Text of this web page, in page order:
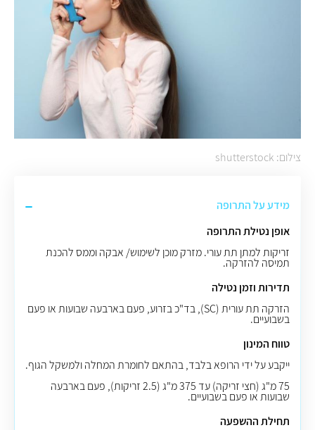
צילום: shutterstock
מידע על התרופה
אופן נטילת התרופה
זריקות למתן תת עורי.מזרק מוכן לשימוש/ אבקה וממס להכנת
תמיסה להזרקה.
תדירות וזמן נטילה
הזרקה תת עורית (SC), בד"כ בזרוע, פעם בארבעה שבועות או פעם
בשבועיים.
טווח המינון
ייקבע על ידי הרופא בלבד, בהתאם לחומרת המחלה ולמשקל הגוף.
75 מ"ג (חצי זריקה) עד 375 מ"ג (2.5 זריקות), פעם בארבעה
שבועות או פעם בשבועיים.
תחילת ההשפעה